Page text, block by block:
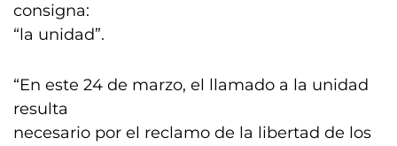
consigna:
“la unidad”.
“En este 24 de marzo, el llamado a la unidad
resulta
necesario por el reclamo de la libertad de los